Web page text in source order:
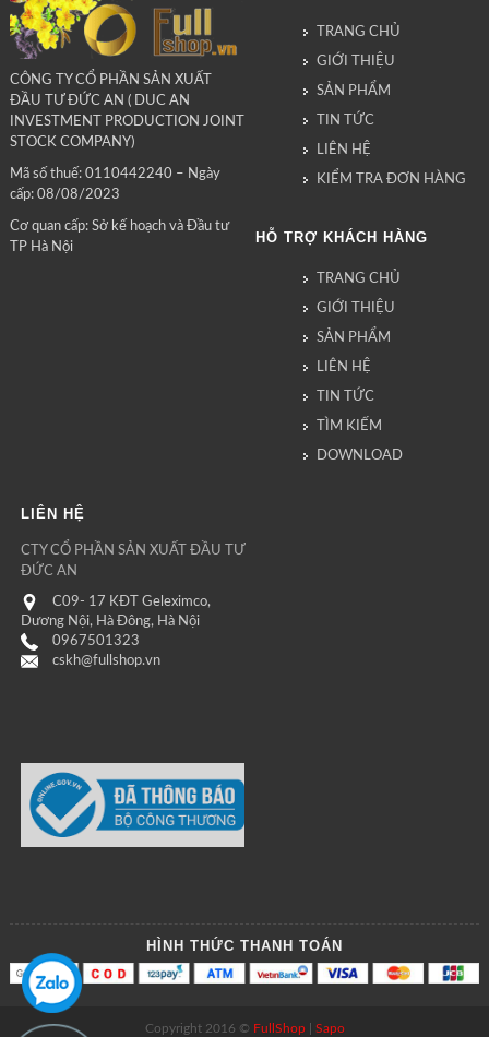
CÔNG TY CỔ PHẦN SẢN XUẤT
ĐẦU TƯ ĐỨC AN ( DUC AN
INVESTMENT PRODUCTION JOINT
STOCK COMPANY)
Mã số thuế: 0110442240 – Ngày
cấp: 08/08/2023
Cơ quan cấp: Sở kế hoạch và Đầu tư
TP Hà Nội
TRANG CHỦ
GIỚI THIỆU
SẢN PHẨM
TIN TỨC
LIÊN HỆ
KIỂM TRA ĐƠN HÀNG
HỖ TRỢ KHÁCH HÀNG
TRANG CHỦ
GIỚI THIỆU
SẢN PHẨM
LIÊN HỆ
TIN TỨC
TÌM KIẾM
DOWNLOAD
LIÊN HỆ
CTY CỔ PHẦN SẢN XUẤT ĐẦU TƯ
ĐỨC AN
C09- 17 KĐT Geleximco,
Dương Nội, Hà Đông, Hà Nội
0967501323
cskh@fullshop.vn
HÌNH THỨC THANH TOÁN
Copyright 2016 © FullShop| Sapo